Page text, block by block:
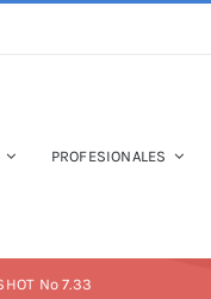
PROFESIONALES
Nº 7.33